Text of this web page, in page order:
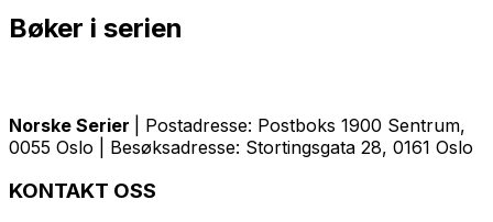
Bøker i serien
Norske Serier
| Postadresse: Postboks 1900 Sentrum,
0055 Oslo | Besøksadresse: Stortingsgata 28, 0161 Oslo
KONTAKT OSS